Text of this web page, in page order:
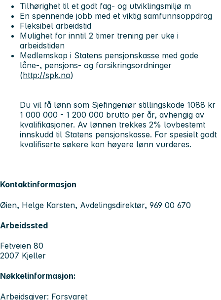
Tilhørighet til et godt fag- og utviklingsmiljø m
En spennende jobb med et viktig samfunnsoppdrag
Fleksibel arbeidstid
Mulighet for inntil 2 timer trening per uke i
arbeidstiden
Medlemskap i Statens pensjonskasse med gode
låne-, pensjons- og forsikringsordninger
(http://spk.no)
Du vil få lønn som Sjefingeniør stillingskode 1088 kr
1 000 000 - 1 200 000 brutto per år, avhengig av
kvalifikasjoner. Av lønnen trekkes 2% lovbestemt
innskudd til Statens pensjonskasse. For spesielt godt
kvalifiserte søkere kan høyere lønn vurderes.
Kontaktinformasjon
Øien, Helge Karsten, Avdelingsdirektør, 969 00 670
Arbeidssted
Fetveien 80
2007 Kjeller
Nøkkelinformasjon:
Arbeidsgiver: Forsvaret